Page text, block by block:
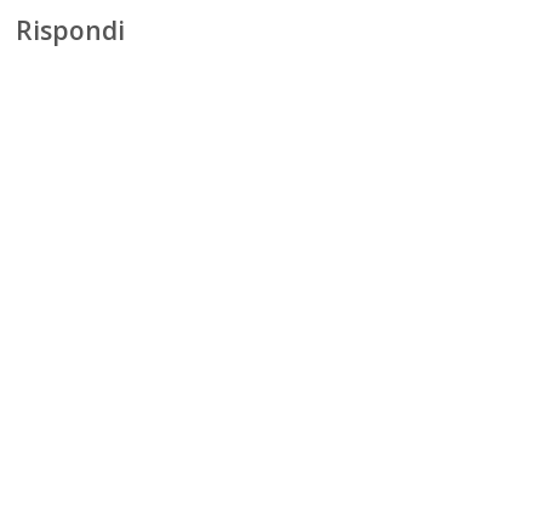
Rispondi